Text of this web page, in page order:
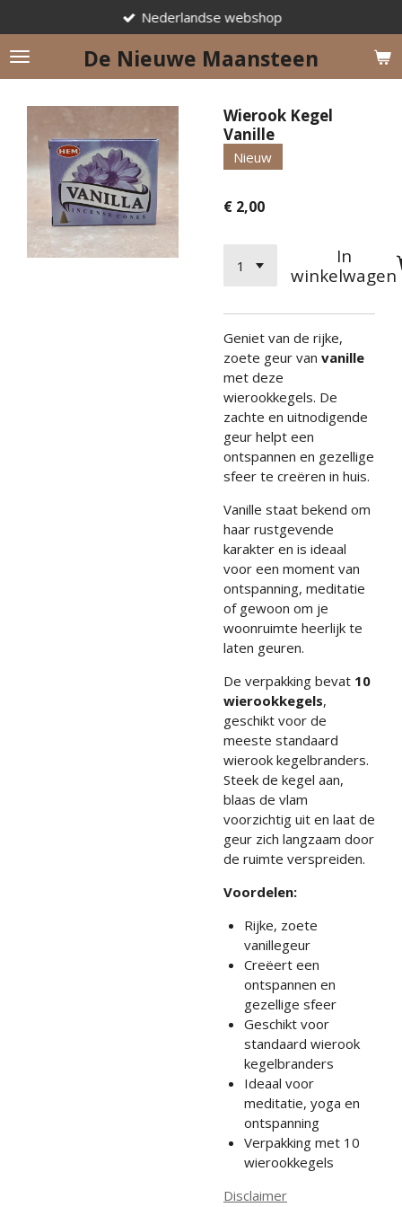
direct
naar
de
De Nieuwe Maansteen
Nederlandse webshop
Wierook Kegel
Vanille
Nieuw
€ 2,00
In
winkelwagen
Geniet van de rijke,
zoete geur van vanille
met deze
wierookkegels. De
zachte en uitnodigende
geur helpt een
ontspannen en gezellige
sfeer te creëren in huis.
Vanille staat bekend om
haar rustgevende
karakter en is ideaal
voor een moment van
ontspanning, meditatie
of gewoon om je
woonruimte heerlijk te
laten geuren.
De verpakking bevat 10
wierookkegels,
geschikt voor de
meeste standaard
wierook kegelbranders.
Steek de kegel aan,
blaas de vlam
voorzichtig uit en laat de
geur zich langzaam door
de ruimte verspreiden.
Voordelen:
Rijke, zoete
vanillegeur
Creëert een
ontspannen en
gezellige sfeer
Geschikt voor
standaard wierook
kegelbranders
Ideaal voor
meditatie, yoga en
ontspanning
Verpakking met 10
wierookkegels
Disclaimer